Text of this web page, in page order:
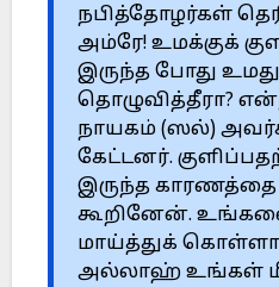
நபித்தோழர்கள்
அம்ரே! உமக்குக்
இருந்த போது
தொழுவித்தீரா?
நாயகம் (ஸல்)
கேட்டனர்.
இருந்த
கூறினேன்.
மாய்த்துக்
அல்லாஹ் உங்கள்